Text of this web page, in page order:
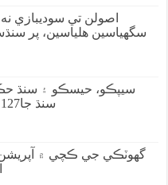
سگهياسين هلياسين، پر
سيپڪو، حيسڪو ۽ سنڌ
سنڌ جا127 ارب رپيا ٻڏي ويا؟
گهوٽڪي جي ڪچي ۾ آپريشن